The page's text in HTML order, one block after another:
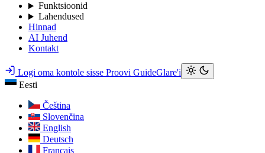
Funktsioonid
Lahendused
Hinnad
AI Juhend
Kontakt
Logi oma kontole sisse Proovi GuideGlare'i
Eesti
Čeština
Slovenčina
English
Deutsch
Français